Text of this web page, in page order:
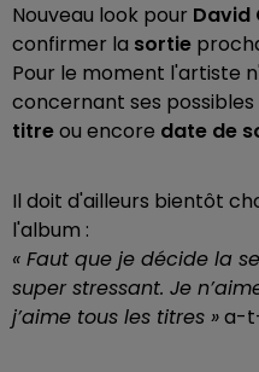
Nouveau look pour David
confirmer la sortie
Pour le moment l'artiste
concernant ses possibles
titreou encore date de
Il doit d'ailleurs bientôt
l'album :
« Faut que je décide la
super stressant. Je
j’aime tous les titres »a-